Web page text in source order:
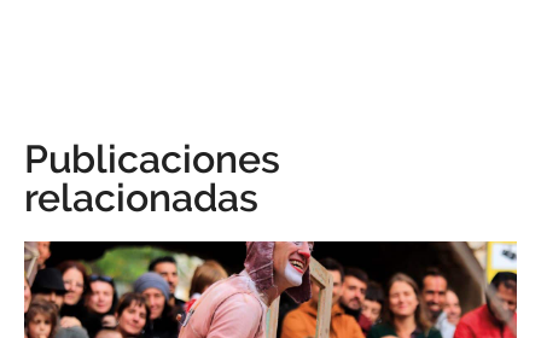
Publicaciones
relacionadas